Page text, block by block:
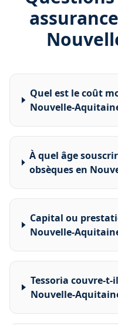
Quel est le coût
Nouvelle-
À quel âge
obsèques en
Capital ou
Nouvelle-
Tessoria couvre-
Nouvelle-